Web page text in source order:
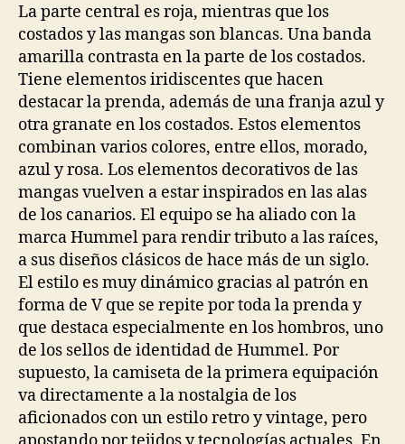
La parte central es roja, mientras que los
costados y las mangas son blancas. Una banda
amarilla contrasta en la parte de los costados.
Tiene elementos iridiscentes que hacen
destacar la prenda, además de una franja azul y
otra granate en los costados. Estos elementos
combinan varios colores, entre ellos, morado,
azul y rosa. Los elementos decorativos de las
mangas vuelven a estar inspirados en las alas
de los canarios. El equipo se ha aliado con la
marca Hummel para rendir tributo a las raíces,
a sus diseños clásicos de hace más de un siglo.
El estilo es muy dinámico gracias al patrón en
forma de V que se repite por toda la prenda y
que destaca especialmente en los hombros, uno
de los sellos de identidad de Hummel. Por
supuesto, la camiseta de la primera equipación
va directamente a la nostalgia de los
aficionados con un estilo retro y vintage, pero